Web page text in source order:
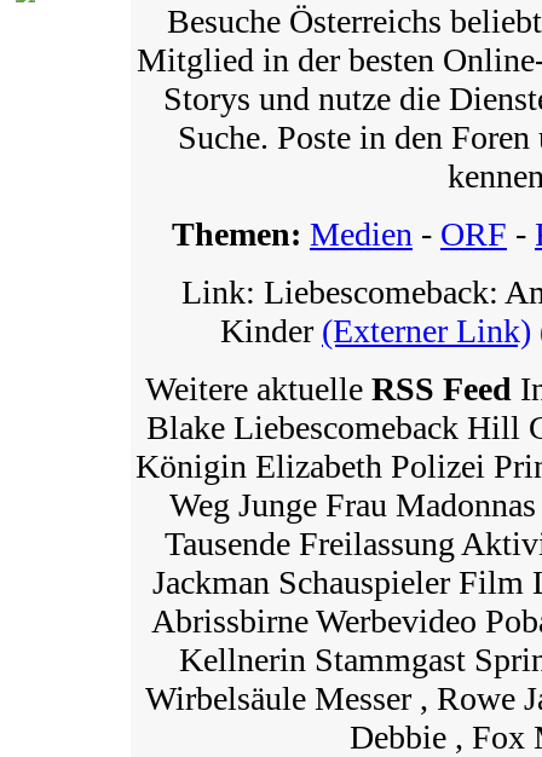
Besuche Österreichs
Mitglied in der besten
Storys und nutze die
Suche. Poste in den
Themen: Medien - ORF -
Link: Liebescomeback:
Kinder (Externer Link)
Weitere aktuelle RSS Feed
Blake Liebescomeback Hill
Königin Elizabeth Polizei
Weg Junge Frau
Tausende Freilassung
Jackman Schauspieler
Abrissbirne Werbevideo
Kellnerin Stammgast
Wirbelsäule Messer , Rowe
Debbie , Fox